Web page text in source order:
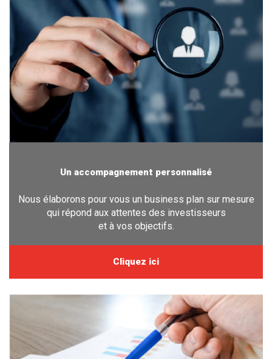
Un accompagnement personnalisé
Nous élaborons pour vous un business plan sur mesure
qui répond aux attentes des investisseurs
et à vos objectifs.
Cliquez ici